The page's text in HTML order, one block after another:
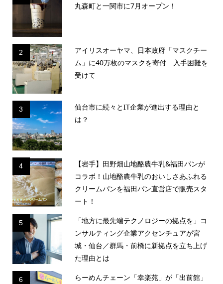
丸森町と一関市に7月オープン！
2
アイリスオーヤマ、日本政府「マスクチー
ム」に40万枚のマスクを寄付 入手困難を
受けて
3
仙台市に続々とIT企業が進出する理由と
は？
4
【岩手】田野畑山地酪農牛乳&福田パンが
コラボ！山地酪農牛乳のおいしさあふれる
クリームパンを福田パン直営店で販売スタ
ート！
5
「地方に最先端テクノロジーの拠点を」コ
ンサルティング企業アクセンチュアが宮
城・仙台／群馬・前橋に新拠点を立ち上げ
た理由とは
6
らーめんチェーン「幸楽苑」が「出前館」